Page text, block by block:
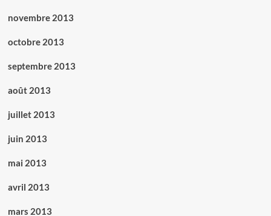
novembre 2013
octobre 2013
septembre 2013
août 2013
juillet 2013
juin 2013
mai 2013
avril 2013
mars 2013